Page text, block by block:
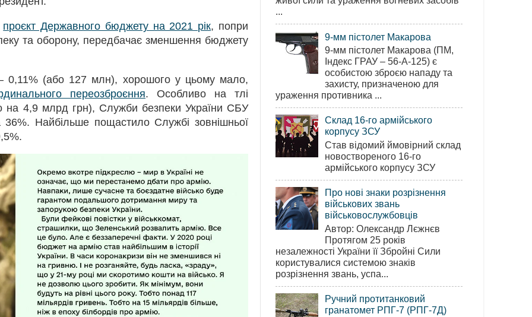
проєкт Державного бюджету на 2021 рік, попри
та оборону, передбачає зменшення бюджету
(або 127 млн), хорошого у цьому мало,
переозброєння. Особливо на тлі
4,9 млрд грн), Служби безпеки України СБУ
Найбільше пощастило Службі зовнішньої
...
9-мм пістолет Макарова
9-мм пістолет Макарова (ПМ,
Індекс ГРАУ – 56-А-125) є
особистою зброєю нападу та
захисту, призначеною для
ураження противника ...
Склад 16-го армійського
корпусу ЗСУ
Став відомий ймовірний склад
новоствореного 16-го
армійського корпусу ЗСУ
Про нові знаки розрізнення
військових звань
військовослужбовців
Автор: Олександр Лєжнєв
Протягом 25 років
незалежності України її Збройні Сили
користувалися системою знаків
розрізнення звань, успа...
Ручний протитанковий
гранатомет РПГ-7 (РПГ-7Д)